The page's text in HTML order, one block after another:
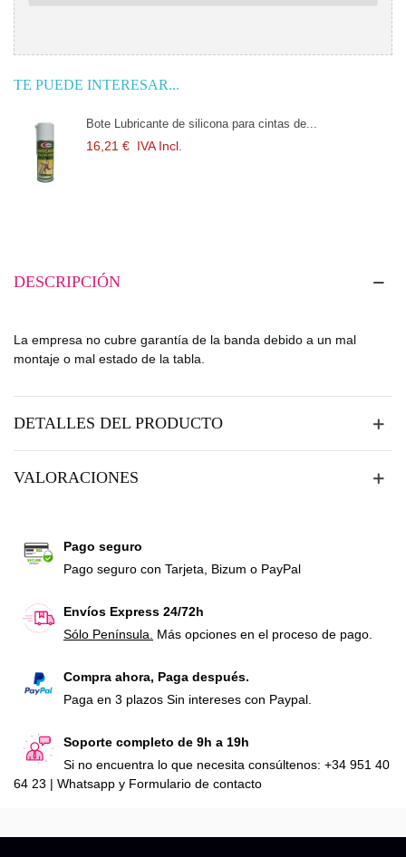
TE PUEDE INTERESAR...
Bote Lubricante de silicona para cintas de...
16,21 € IVA Incl.
DESCRIPCIÓN
La empresa no cubre garantía de la banda debido a un mal
montaje o mal estado de la tabla.
DETALLES DEL PRODUCTO
VALORACIONES
Pago seguro
Pago seguro con Tarjeta, Bizum o PayPal
Envíos Express 24/72h
Sólo Península. Más opciones en el proceso de pago.
Compra ahora, Paga después.
Paga en 3 plazos Sin intereses con Paypal.
Soporte completo de 9h a 19h
Si no encuentra lo que necesita consúltenos: +34 951 40
64 23 | Whatsapp y Formulario de contacto